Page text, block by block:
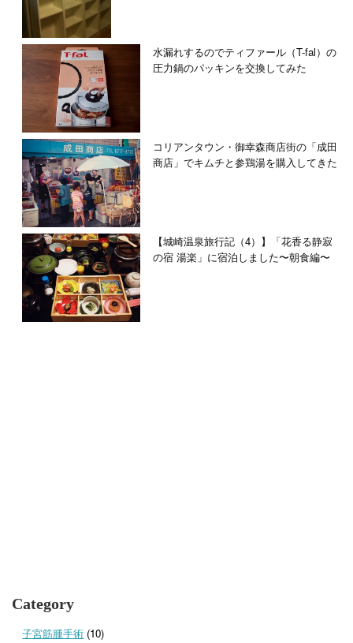
水漏れするのでティファール（T-fal）の
圧力鍋のパッキンを交換してみた
コリアンタウン・御幸森商店街の「成田
商店」でキムチと参鶏湯を購入してきた
【城崎温泉旅行記（4）】「花香る静寂
の宿 湯楽」に宿泊しました〜朝食編〜
Category
子宮筋腫手術 (10)